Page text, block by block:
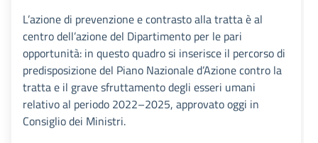
L’azione di prevenzione e contrasto alla tratta è al
centro dell’azione del Dipartimento per le pari
opportunità: in questo quadro si inserisce il percorso di
predisposizione del Piano Nazionale d’Azione contro la
tratta e il grave sfruttamento degli esseri umani
relativo al periodo 2022–2025, approvato oggi in
Consiglio dei Ministri.